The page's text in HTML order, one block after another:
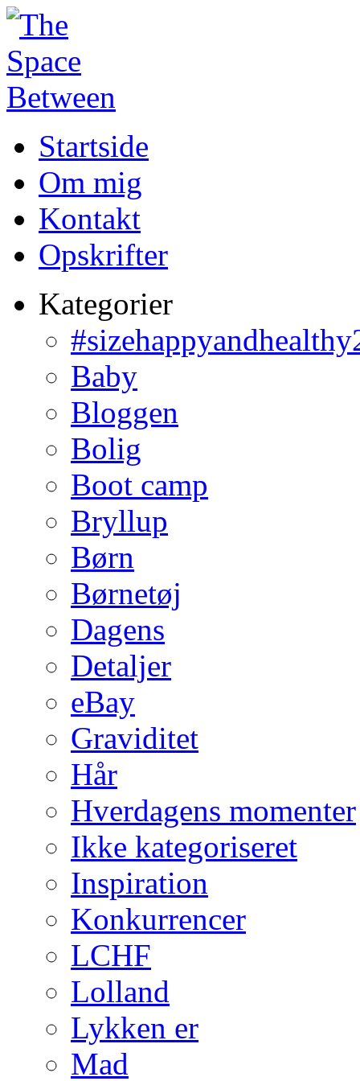
Startside
Om mig
Kontakt
Opskrifter
Kategorier
Baby
Bloggen
Bolig
Boot camp
Bryllup
Børn
Børnetøj
Dagens
Detaljer
eBay
Graviditet
Hår
Hverdagens momenter
Ikke kategoriseret
Inspiration
Konkurrencer
LCHF
Lolland
Lykken er
Mad